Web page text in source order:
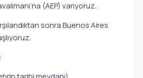
(AEP) varıyoruz.
sonra Buenos Aires